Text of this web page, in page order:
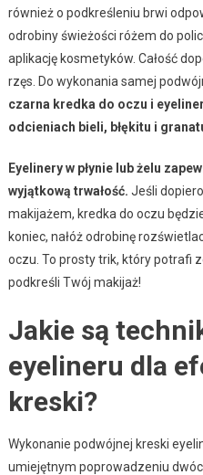
również o podkreśleniu brwi
odrobiny świeżości różem do
aplikację kosmetyków. Całość
rzęs. Do wykonania samej
czarna kredka do oczu i
odcieniach bieli, błękitu i
Eyelinery w płynie lub żelu
wyjątkową trwałość. Jeśli
makijażem, kredka do oczu
koniec, nałóż odrobinę
oczu. To prosty trik, który potrafi
podkreśli Twój makijaż!
Jakie są
eyelineru dla
kreski?
Wykonanie podwójnej kreski
umiejętnym poprowadzeniu